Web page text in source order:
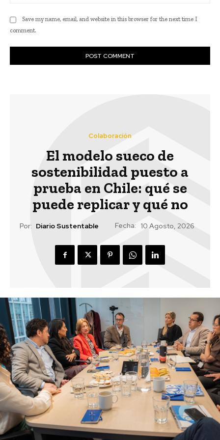
Save my name, email, and website in this browser for the next time I
comment.